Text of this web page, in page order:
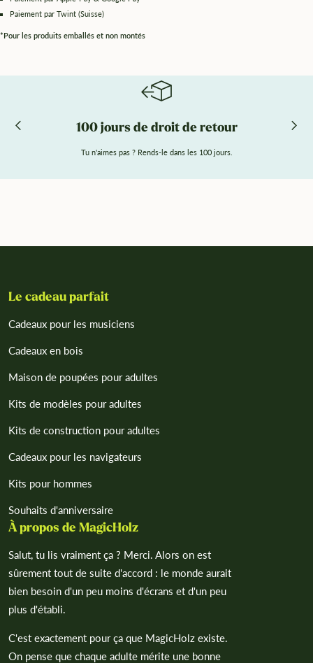
Paiement par Twint (Suisse)
*Pour les produits emballés et non montés
100 jours de droit de retour
Tu n'aimes pas ? Rends-le dans les 100 jours.
Le cadeau parfait
Cadeaux pour les musiciens
Cadeaux en bois
Maison de poupées pour adultes
Kits de modèles pour adultes
Kits de construction pour adultes
Cadeaux pour les navigateurs
Kits pour hommes
Souhaits d'anniversaire
À propos de MagicHolz
Salut, tu lis vraiment ça ? Merci. Alors on est
sûrement tout de suite d'accord : le monde aurait
bien besoin d'un peu moins d'écrans et d'un peu
plus d'établi.
C'est exactement pour ça que MagicHolz existe.
On pense que chaque adulte mérite une bonne